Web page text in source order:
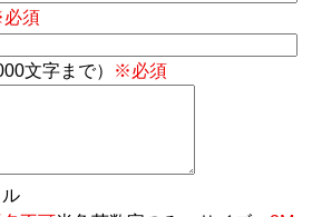
須
文字まで） ※必須